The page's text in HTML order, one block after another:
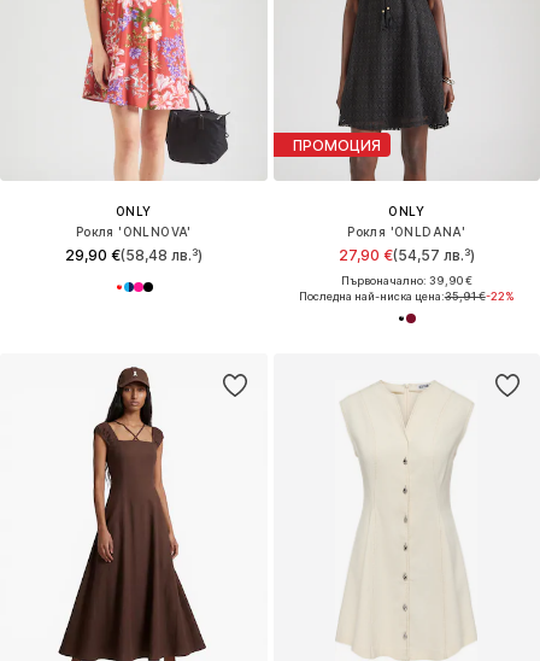
ONLY
Рокля 'ONLNOVA'
29,90 €(58,48 лв.³)
ПРОМОЦИЯ
ONLY
Рокля 'ONLDANA'
27,90 €(54,57 лв.³)
Първоначално: 39,90 €
Последна най-ниска цена:35,91 €-22%